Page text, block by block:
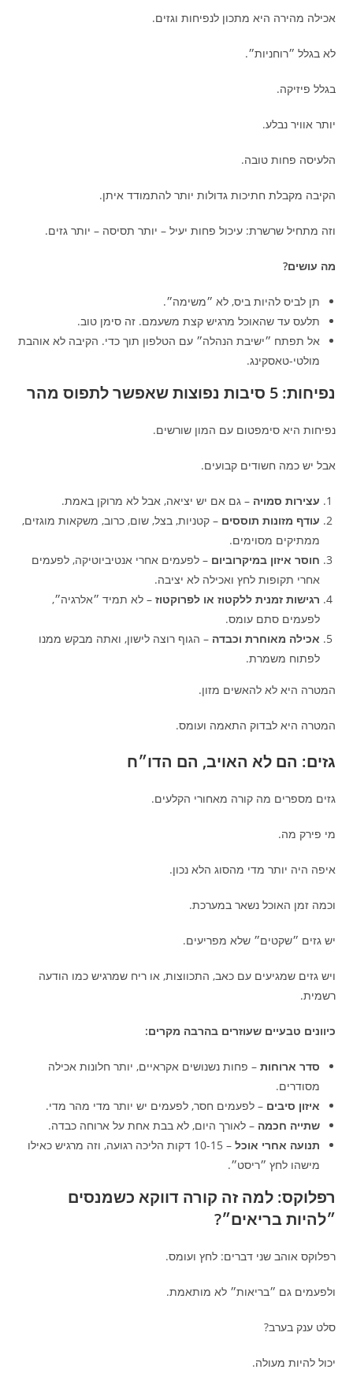
אכילה מהירה היא מתכון לנפיחות וגזים.
לא בגלל ״רוחניות״.
בגלל פיזיקה.
יותר אוויר נבלע.
הלעיסה פחות טובה.
הקיבה מקבלת חתיכות גדולות יותר להתמודד איתן.
וזה מתחיל שרשרת: עיכול פחות יעיל – יותר תסיסה – יותר גזים.
מה עושים?
תן לביס להיות ביס, לא ״משימה״.
תלעס עד שהאוכל מרגיש קצת משעמם. זה סימן טוב.
אל תפתח ״ישיבת הנהלה״ עם הטלפון תוך כדי. הקיבה לא אוהבת
מולטי-טאסקינג.
נפיחות: 5 סיבות נפוצות שאפשר לתפוס מהר
נפיחות היא סימפטום עם המון שורשים.
אבל יש כמה חשודים קבועים.
עצירות סמויה – גם אם יש יציאה, אבל לא מרוקן באמת.
עודף מזונות תוססים – קטניות, בצל, שום, כרוב, משקאות מוגזים,
ממתיקים מסוימים.
חוסר איזון במיקרוביום – לפעמים אחרי אנטיביוטיקה, לפעמים
אחרי תקופות לחץ ואכילה לא יציבה.
רגישות זמנית ללקטוז או לפרוקטוז – לא תמיד ״אלרגיה״,
לפעמים סתם עומס.
אכילה מאוחרת וכבדה – הגוף רוצה לישון, ואתה מבקש ממנו
לפתוח משמרת.
המטרה היא לא להאשים מזון.
המטרה היא לבדוק התאמה ועומס.
גזים: הם לא האויב, הם הדו״ח
גזים מספרים מה קורה מאחורי הקלעים.
מי פירק מה.
איפה היה יותר מדי מהסוג הלא נכון.
וכמה זמן האוכל נשאר במערכת.
יש גזים ״שקטים״ שלא מפריעים.
ויש גזים שמגיעים עם כאב, התכווצות, או ריח שמרגיש כמו הודעה
רשמית.
כיוונים טבעיים שעוזרים בהרבה מקרים:
סדר ארוחות – פחות נשנושים אקראיים, יותר חלונות אכילה
מסודרים.
איזון סיבים – לפעמים חסר, לפעמים יש יותר מדי מהר מדי.
שתייה חכמה – לאורך היום, לא בבת אחת על ארוחה כבדה.
תנועה אחרי אוכל
– 10-15 דקות הליכה רגועה, וזה מרגיש כאילו
מישהו לחץ ״ריסט״.
רפלוקס: למה זה קורה דווקא כשמנסים
״להיות בריאים״?
רפלוקס אוהב שני דברים: לחץ ועומס.
ולפעמים גם ״בריאות״ לא מותאמת.
סלט ענק בערב?
יכול להיות מעולה.